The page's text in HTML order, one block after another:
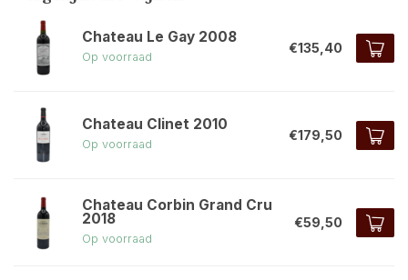
Chateau Le Gay 2008
Op voorraad
€135,40
Chateau Clinet 2010
Op voorraad
€179,50
Chateau Corbin Grand Cru
2018
Op voorraad
€59,50